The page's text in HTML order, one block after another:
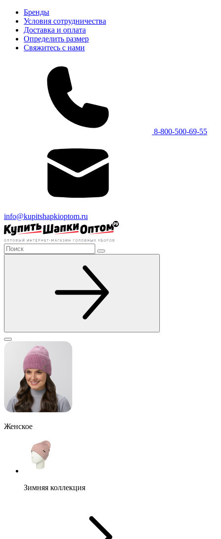
Бренды
Условия сотрудничества
Доставка и оплата
Определить размер
Свяжитесь с нами
8-800-500-69-55
info@kupitshapkioptom.ru
Женское
Зимняя коллекция